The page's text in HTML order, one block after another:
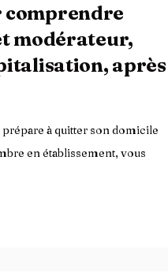
comprendre
modérateur,
après
à quitter son domicile
en établissement, vous